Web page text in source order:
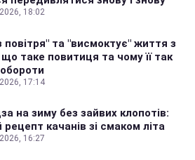
18:02
повітря" та "висмоктує" життя з
таке повитиця та чому її так
17:14
на зиму без зайвих клопотів:
рецепт качанів зі смаком літа
16:27